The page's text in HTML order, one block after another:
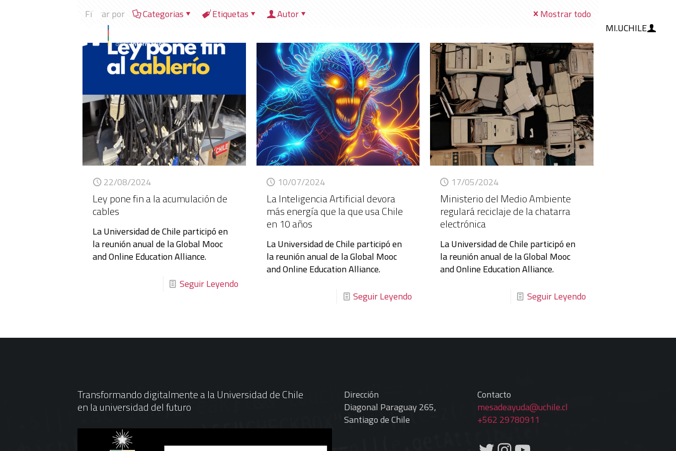
MI.UCHILE
Filtrar por Categorias Etiquetas Autor Mostrar todo
22/08/2024
Ley pone fin a la acumulación de
cables
La Universidad de Chile participó en
la reunión anual de la Global Mooc
and Online Education Alliance.
Seguir Leyendo
10/07/2024
La Inteligencia Artificial devora
más energía que la que usa Chile
en 10 años
La Universidad de Chile participó en
la reunión anual de la Global Mooc
and Online Education Alliance.
Seguir Leyendo
17/05/2024
Ministerio del Medio Ambiente
regulará reciclaje de la chatarra
electrónica
La Universidad de Chile participó en
la reunión anual de la Global Mooc
and Online Education Alliance.
Seguir Leyendo
Transformando digitalmente a la Universidad de Chile
en la universidad del futuro
Dirección
Diagonal Paraguay 265,
Santiago de Chile
Contacto
mesadeayuda@uchile.cl
+562 29780911